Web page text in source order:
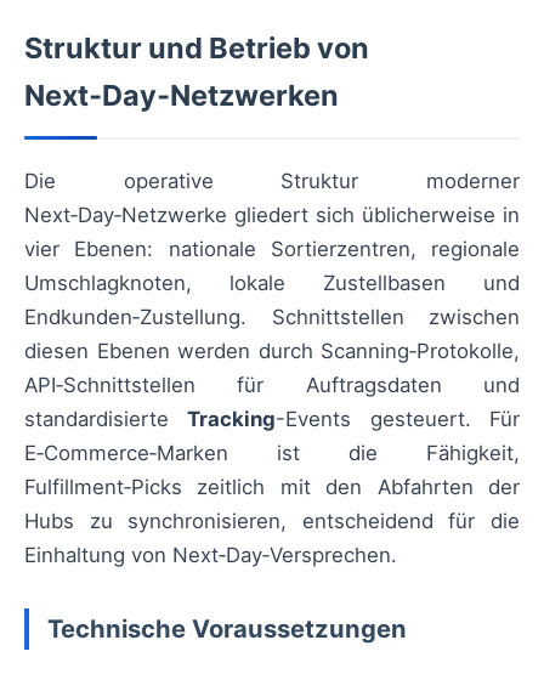
Struktur und Betrieb von
Next‑Day‑Netzwerken
Die operative Struktur moderner
Next‑Day‑Netzwerke gliedert sich üblicherweise in
vier Ebenen: nationale Sortierzentren, regionale
Umschlagknoten, lokale Zustellbasen und
Endkunden‑Zustellung. Schnittstellen zwischen
diesen Ebenen werden durch Scanning‑Protokolle,
API‑Schnittstellen für Auftragsdaten und
standardisierteTracking-Events gesteuert. Für
E‑Commerce‑Marken ist die Fähigkeit,
Fulfillment‑Picks zeitlich mit den Abfahrten der
Hubs zu synchronisieren, entscheidend für die
Einhaltung von Next‑Day‑Versprechen.
Technische Voraussetzungen